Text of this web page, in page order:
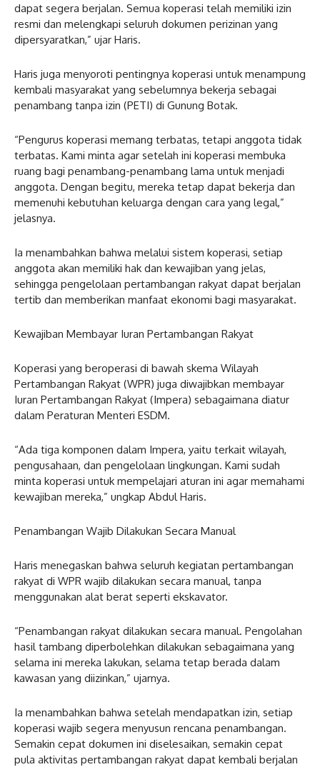
dapat segera berjalan. Semua koperasi telah memiliki izin
resmi dan melengkapi seluruh dokumen perizinan yang
dipersyaratkan,” ujar Haris.
Haris juga menyoroti pentingnya koperasi untuk menampung
kembali masyarakat yang sebelumnya bekerja sebagai
penambang tanpa izin (PETI) di Gunung Botak.
“Pengurus koperasi memang terbatas, tetapi anggota tidak
terbatas. Kami minta agar setelah ini koperasi membuka
ruang bagi penambang-penambang lama untuk menjadi
anggota. Dengan begitu, mereka tetap dapat bekerja dan
memenuhi kebutuhan keluarga dengan cara yang legal,”
jelasnya.
Ia menambahkan bahwa melalui sistem koperasi, setiap
anggota akan memiliki hak dan kewajiban yang jelas,
sehingga pengelolaan pertambangan rakyat dapat berjalan
tertib dan memberikan manfaat ekonomi bagi masyarakat.
Kewajiban Membayar Iuran Pertambangan Rakyat
Koperasi yang beroperasi di bawah skema Wilayah
Pertambangan Rakyat (WPR) juga diwajibkan membayar
Iuran Pertambangan Rakyat (Impera) sebagaimana diatur
dalam Peraturan Menteri ESDM.
“Ada tiga komponen dalam Impera, yaitu terkait wilayah,
pengusahaan, dan pengelolaan lingkungan. Kami sudah
minta koperasi untuk mempelajari aturan ini agar memahami
kewajiban mereka,” ungkap Abdul Haris.
Penambangan Wajib Dilakukan Secara Manual
Haris menegaskan bahwa seluruh kegiatan pertambangan
rakyat di WPR wajib dilakukan secara manual, tanpa
menggunakan alat berat seperti ekskavator.
“Penambangan rakyat dilakukan secara manual. Pengolahan
hasil tambang diperbolehkan dilakukan sebagaimana yang
selama ini mereka lakukan, selama tetap berada dalam
kawasan yang diizinkan,” ujarnya.
Ia menambahkan bahwa setelah mendapatkan izin, setiap
koperasi wajib segera menyusun rencana penambangan.
Semakin cepat dokumen ini diselesaikan, semakin cepat
pula aktivitas pertambangan rakyat dapat kembali berjalan